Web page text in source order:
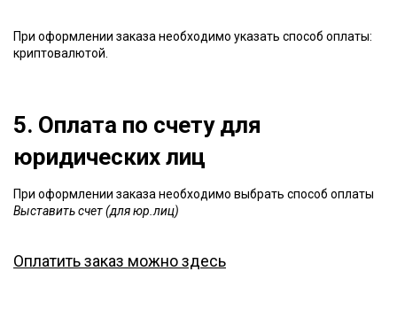
При оформлении заказа необходимо указать способ оплаты:
криптовалютой.
5. Оплата по счету для
юридических лиц
При оформлении заказа необходимо выбрать способ оплаты
Выставить счет (для юр.лиц)
Оплатить заказ можно здесь